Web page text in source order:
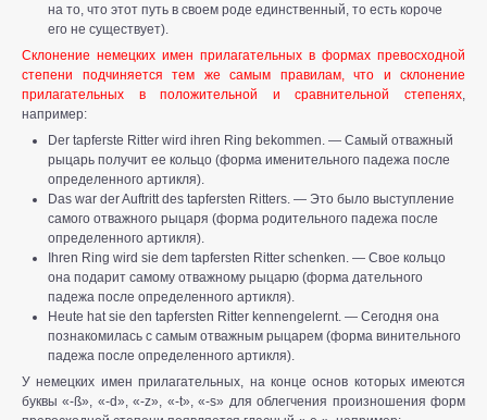
на то, что этот путь в своем роде единственный, то есть короче
его не существует).
Склонение немецких имен прилагательных в формах превосходной
степени подчиняется тем же самым правилам, что и склонение
прилагательных в положительной и сравнительной степенях
например:
Der tapferste Ritter wird ihren Ring bekommen. — Самый отважный
рыцарь получит ее кольцо (форма именительного падежа после
определенного артикля).
Das war der Auftritt des tapfersten Ritters. — Это было выступление
самого отважного рыцаря (форма родительного падежа после
определенного артикля).
Ihren Ring wird sie dem tapfersten Ritter schenken. — Свое кольцо
она подарит самому отважному рыцарю (форма дательного
падежа после определенного артикля).
Heute hat sie den tapfersten Ritter kennengelernt. — Сегодня она
познакомилась с самым отважным рыцарем (форма винительного
падежа после определенного артикля).
У немецких имен прилагательных, на конце основ которых имеются
буквы «-ß», «-d», «-z», «-t», «-s» для облегчения произношения форм